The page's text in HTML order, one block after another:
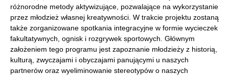
różnorodne metody aktywizujące, pozwalające na wykorzystanie
przez młodzież własnej kreatywności. W trakcie projektu zostaną
także zorganizowane spotkania integracyjne w formie wycieczek
fakultatywnych, ognisk i rozgrywek sportowych. Głównym
założeniem tego programu jest zapoznanie młodzieży z historią,
kulturą, zwyczajami i obyczajami panującymi u naszych
partnerów oraz wyeliminowanie stereotypów o naszych